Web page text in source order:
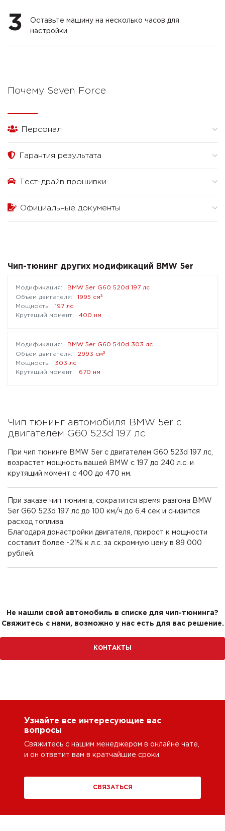
3
Оставьте машину на несколько часов для
настройки
Почему Seven Force
Персонал
Гарантия результата
Тест-драйв прошивки
Официальные документы
Чип-тюнинг других модификаций BMW 5er
BMW 5er G60 520d 197 лс
1995 см³
197 лс
400 нм
BMW 5er G60 540d 303 лс
2993 см³
303 лс
670 нм
Чип тюнинг автомобиля BMW 5er с
двигателем G60 523d 197 лс
При чип тюнинге BMW 5er с двигателем G60 523d 197 лс,
возрастет мощность вашей BMW с 197 до 240 л.с. и
крутящий момент с 400 до 470 нм.
При заказе чип тюнинга, сократится время разгона BMW
5er G60 523d 197 лс до 100 км/ч до 6.4 сек и снизится
расход топлива.
Благодаря донастройки двигателя, прирост к мощности
составит более ~21% к л.с. за скромную цену в 89 000
рублей.
Не нашли свой автомобиль в списке для чип-тюнинга?
Свяжитесь с нами, возможно у нас есть для вас решение.
КОНТАКТЫ
Узнайте все интересующие вас
вопросы
Свяжитесь с нашим менеджером в онлайне чате,
и он ответит вам в кратчайшие сроки.
СВЯЗАТЬСЯ